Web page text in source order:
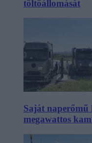
töltőállomását
Saját naperőmű
megawattos